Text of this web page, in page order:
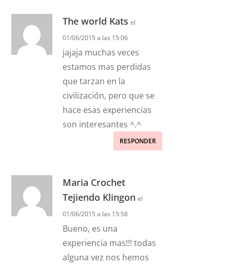
The world Kats el
01/06/2015 a las 15:06
jajaja muchas veces
estamos mas perdidas
que tarzan en la
civilización, pero que se
hace esas experiencias
son interesantes ^.^
RESPONDER
Maria Crochet
Tejiendo Klingon el
01/06/2015 a las 15:58
Bueno, es una
experiencia mas!!! todas
alguna vez nos hemos